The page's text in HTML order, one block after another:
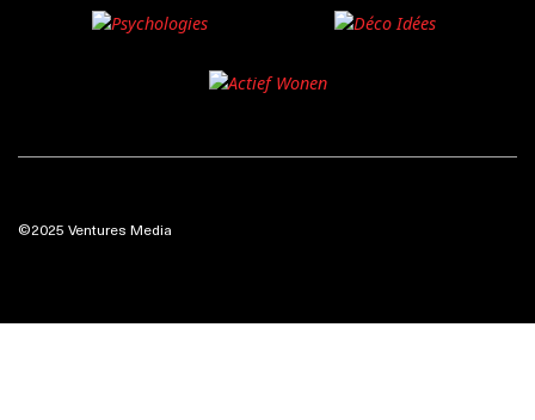
©2025 Ventures Media